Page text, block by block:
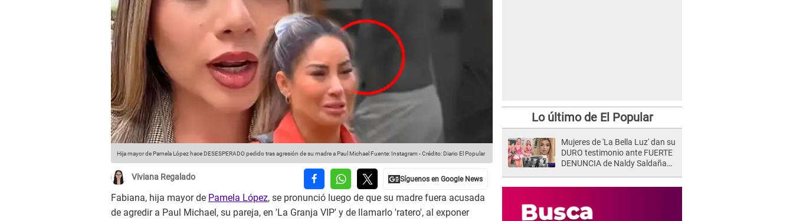
Hija mayor de Pamela López hace DESESPERADO pedido tras agresión de su madre a Paul Michael Fuente: Instagram -Crédito: Diario El Popular
Viviana Regalado
Fabiana, hija mayor de Pamela López, se pronunció luego de que su madre fuera acusada
de agredir a Paul Michael, su pareja, en 'La Granja VIP' y de llamarlo 'ratero', al exponer
Lo último de El Popular
Mujeres de 'La Bella Luz' dan su
DURO testimonio ante FUERTE
DENUNCIA de Naldy Saldaña